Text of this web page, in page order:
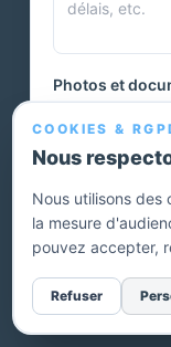
Photos et
Vous pouvez
Sans
COOKIES &
Nous
Nous utilisons des
la mesure
pouvez accepter,
Refuser